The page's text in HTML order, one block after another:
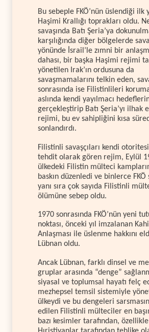
Bu sebeple FKÖ’nün üslendiği ilk
Haşimi Krallığı toprakları oldu.
savaşında Batı Şeria’ya
karşılığında diğer bölgelerde
yönünde İsrail’le zımni bir
dahası, bir başka Haşimi rejimi
yönetilen Irak’ın ordusuna da
savaşmamalarını telkin eden,
sonrasında ise Filistinlileri
aslında kendi yayılmacı
gerçekleştirip Batı Şeria’yı ilhak
rejimi, bu ev sahipliğini kısa
sonlandırdı.
Filistinli savaşçıları kendi
tehdit olarak gören rejim, Eylül
ülkedeki Filistin mülteci
baskın düzenledi ve binlerce FKÖ
yanı sıra çok sayıda Filistinli
ölümüne sebep oldu.
1970 sonrasında FKÖ’nün yeni
noktası, önceki yıl imzalanan
Anlaşması ile üslenme hakkını
Lübnan oldu.
Ancak Lübnan, farklı dinsel ve
gruplar arasında “denge”
siyasal ve toplumsal hayatı felç
mezhepsel temsil sistemiyle
ülkeydi ve bu dengeleri
edilen Filistinli mülteciler en
bazı kesimler tarafından,